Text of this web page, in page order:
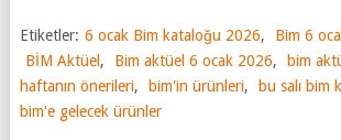
Etiketler: 6 ocak Bim kataloğu 2026, Bim 6
BİM Aktüel , Bim aktüel 6 ocak 2026, bim
haftanın önerileri, bim'in ürünleri, bu salı bim
bim'e gelecek ürünler